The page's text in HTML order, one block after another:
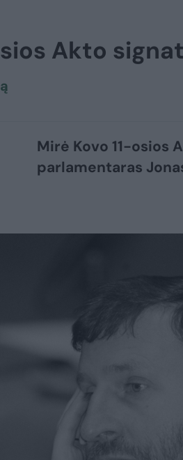
Akto
Mirė Kovo 11-osios
parlamentaras